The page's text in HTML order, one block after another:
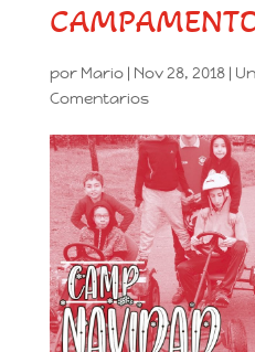
por Mario| Nov 28, 2018|
Comentarios